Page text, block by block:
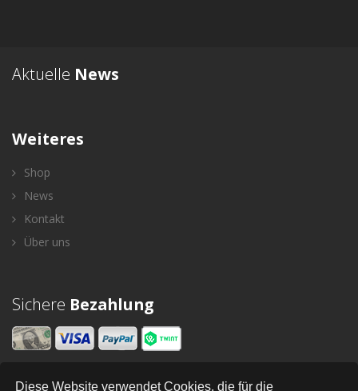
Diese Website verwendet Cookies, die für die
Aktuelle News
Weiteres
Shop
News
Kontakt
Über uns
Sichere Bezahlung